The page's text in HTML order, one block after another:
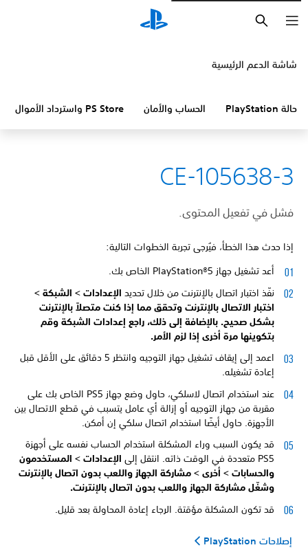
شاشة الدعم الرئيسية
حالة PlayStation الحساب والأمان PS Store واسترداد الأموال
CE-105638-3
فشل في تفعيل المحتوى.
إذا حدث هذا الخطأ، فيُرجى تجربة الخطوات التالية:
أعد تشغيل جهاز PlayStation®5 الخاص بك.
نفّذ اختبار اتصال بالإنترنت من خلال تحديد الإعدادات > الشبكة >
اختبار الاتصال بالإنترنت وتحقق مما إذا كنت متصلاً بالإنترنت
بشكل صحيح. بالإضافة إلى ذلك، راجع إعدادات الشبكة وقم
بتكوينها مرة أخرى إذا لزم الأمر.
اعمد إلى إيقاف تشغيل جهاز التوجيه وانتظر 5 دقائق على الأقل قبل
إعادة تشغيله.
عند استخدام اتصال لاسلكي، حاول وضع جهاز PS5 الخاص بك على
مقربة من جهاز التوجيه أو إزالة أي عامل يتسبب في قطع الاتصال بين
الأجهزة. حاول أيضًا استخدام اتصال سلكي إن أمكن.
قد يكون السبب وراء المشكلة استخدام الحساب نفسه على أجهزة
PS5 متعددة في الوقت ذاته. انتقل إلى
الإعدادات > المستخدمون
والحسابات > أخرى > مشاركة الجهاز واللعب بدون اتصال بالإنترنت
وشغّل مشاركة الجهاز واللعب بدون اتصال بالإنترنت.
قد تكون المشكلة مؤقتة. الرجاء إعادة المحاولة بعد قليل.
إصلاحات PlayStation